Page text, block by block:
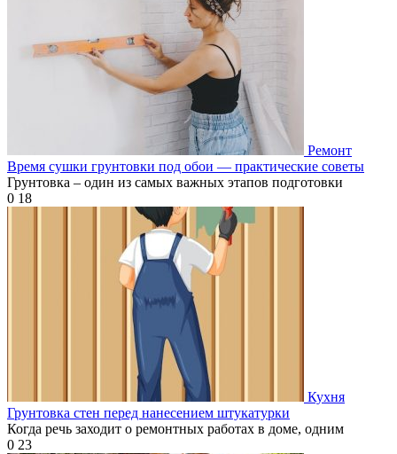
Ремонт
Время сушки грунтовки под обои — практические советы
Грунтовка – один из самых важных этапов подготовки
0 18
Кухня
Грунтовка стен перед нанесением штукатурки
Когда речь заходит о ремонтных работах в доме, одним
0 23